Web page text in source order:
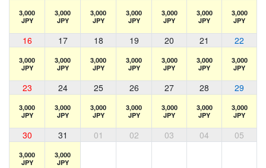
3,000
JPY
3,000
JPY
3,000
JPY
3,000
JPY
3,000
JPY
3,000
JPY
3,000
JPY
16 17 18 19 20 21 22
3,000
JPY
3,000
JPY
3,000
JPY
3,000
JPY
3,000
JPY
3,000
JPY
3,000
JPY
23 24 25 26 27 28 29
3,000
JPY
3,000
JPY
3,000
JPY
3,000
JPY
3,000
JPY
3,000
JPY
3,000
JPY
30 31 01 02 03 04 05
3,000
JPY
3,000
JPY